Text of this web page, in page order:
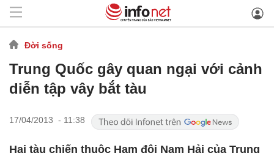
Đời sống
Trung Quốc gây quan ngại với cảnh
diễn tập vây bắt tàu
17/04/2013 - 11:38
Hai tàu chiến thuộc Hạm đội Nam Hải của Trung